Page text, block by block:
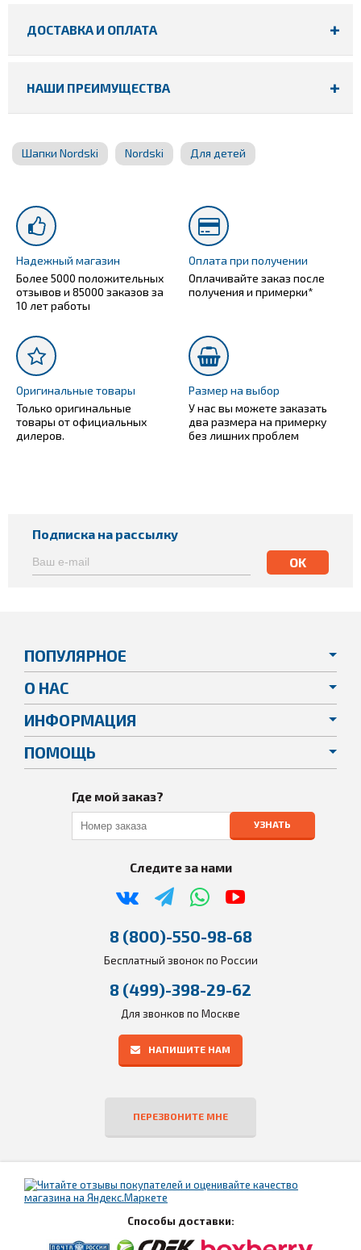
ДОСТАВКА И ОПЛАТА
НАШИ ПРЕИМУЩЕСТВА
Шапки Nordski Nordski Для детей
Надежный магазин
Более 5000 положительных
отзывов и 85000 заказов за
10 лет работы
Оплата при получении
Оплачивайте заказ после
получения и примерки*
Оригинальные товары
Только оригинальные
товары от официальных
дилеров.
Размер на выбор
У нас вы можете заказать
два размера на примерку
без лишних проблем
Подписка на рассылку
ПОПУЛЯРНОЕ
О НАС
ИНФОРМАЦИЯ
ПОМОЩЬ
Где мой заказ?
УЗНАТЬ
Следите за нами
8 (800)-550-98-68
Бесплатный звонок по России
8 (499)-398-29-62
Для звонков по Москве
НАПИШИТЕ НАМ
ПЕРЕЗВОНИТЕ МНЕ
Способы доставки: